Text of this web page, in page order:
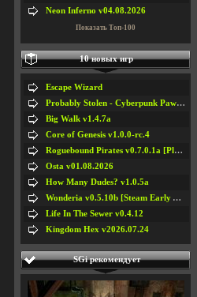
#6
#8
Neon Inferno v04.08.2026
Показать Топ-100
10 новых игр
Escape Wizard
Probably Stolen - Cyberpunk Pawnshop Simulator v048c [Playtest]
Big Walk v1.4.7a
Core of Genesis v1.0.0-rc.4
Roguebound Pirates v0.7.0.1a [Playtest]
Osta v01.08.2026
How Many Dudes? v1.0.5a
Wonderia v0.5.10b [Steam Early Access]
Life In The Sewer v0.4.12
Kingdom Hex v2026.07.24
SGi рекомендует